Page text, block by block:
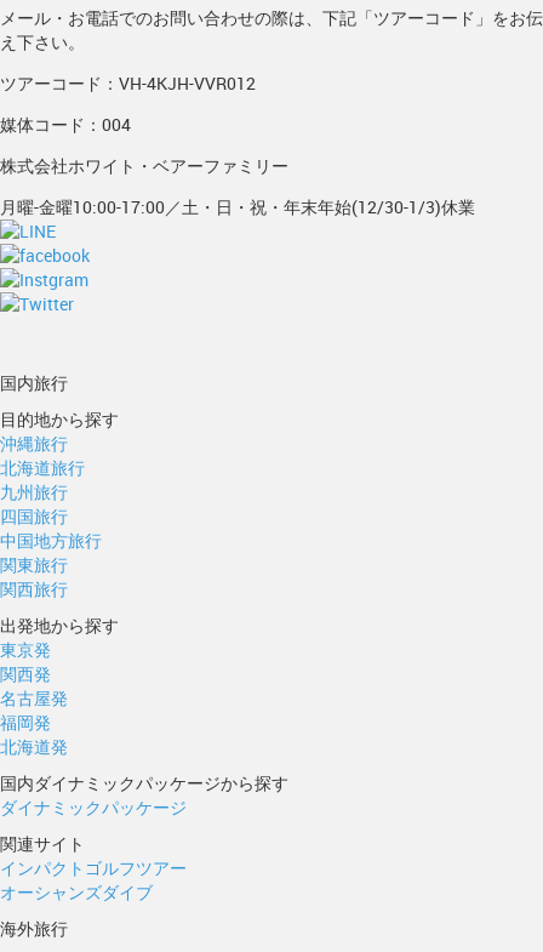
メール・お電話でのお問い合わせの際は、下記「ツアーコード」をお伝
え下さい。
ツアーコード：VH-4KJH-VVR012
媒体コード：004
株式会社ホワイト・ベアーファミリー
月曜-金曜10:00-17:00／土・日・祝・年末年始(12/30-1/3)休業
国内旅行
目的地から探す
沖縄旅行
北海道旅行
九州旅行
四国旅行
中国地方旅行
関東旅行
関西旅行
出発地から探す
東京発
関西発
名古屋発
福岡発
北海道発
国内ダイナミックパッケージから探す
ダイナミックパッケージ
関連サイト
インパクトゴルフツアー
オーシャンズダイブ
海外旅行